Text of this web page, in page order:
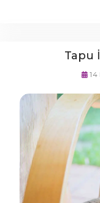
Tapu
14